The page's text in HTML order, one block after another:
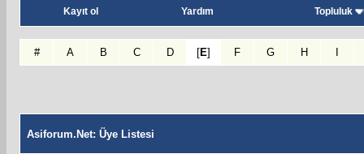
Kayıt ol Yardım Topluluk
# A B C D [E] F G H I
Asiforum.Net: Üye Listesi